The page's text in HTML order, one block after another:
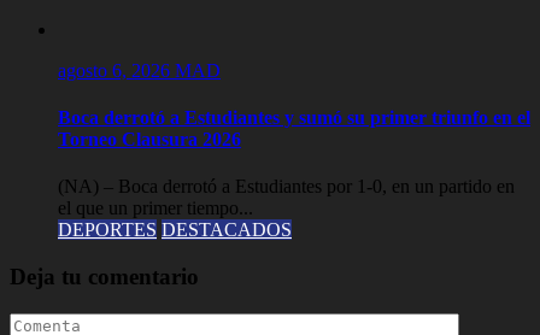
agosto 6, 2026 MAD
Boca derrotó a Estudiantes y sumó su primer triunfo en el
Torneo Clausura 2026
(NA) – Boca derrotó a Estudiantes por 1-0, en un partido en
el que un primer tiempo...
DEPORTES DESTACADOS
Deja tu comentario